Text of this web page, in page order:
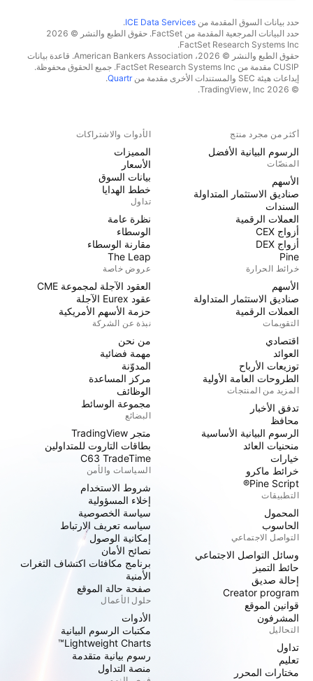
حدد بيانات السوق المقدمة من ICE Data Services
.
حدد البيانات المرجعية المقدمة من FactSet. حقوق الطبع والنشر © 2026
FactSet Research Systems Inc.
حقوق الطبع والنشر © 2026، American Bankers Association. قاعدة بيانات
CUSIP مقدمة من FactSet Research Systems Inc. جميع الحقوق محفوظة.
إيداعات هيئة SEC والمستندات الأخرى مقدمة من
Quartr
.
© 2026 TradingView, Inc.
أكثر من مجرد منتج
الرسوم البيانية الأفضل
المنصّات
الأسهم
صناديق الاستثمار المتداولة
السندات
العملات الرقمية
أزواج CEX
أزواج DEX
Pine
خرائط الحرارة
الأسهم
صناديق الاستثمار المتداولة
العملات الرقمية
التقويمات
اقتصادي
العوائد
توزيعات الأرباح
الطروحات العامة الأولية
المزيد من المنتجات
تدفق الأخبار
محافظ
الرسوم البيانية الأساسية
منحنيات العائد
خيارات
خرائط ماكرو
Pine Script®
التطبيقات
المحمول
الحاسوب
التواصل الاجتماعي
وسائل التواصل الاجتماعي
حائط التميز
إحالة صديق
Creator program
قوانين الموقع
المشرفون
التحاليل
تداول
تعليم
مختارات المحرر
الأدوات والاشتراكات
المميزات
الأسعار
بيانات السوق
خطط الهدايا
تداول
نظرة عامة
الوسطاء
مقارنة الوسطاء
The Leap
عروض خاصة
العقود الآجلة لمجموعة CME
عقود Eurex الآجلة
حزمة الأسهم الأمريكية
نبذة عن الشركة
من نحن
مهمة فضائية
المدوّنة
مركز المساعدة
الوظائف
مجموعة الوسائط
البضائع
متجر TradingView
بطاقات التاروت للمتداولين
C63 TradeTime
السياسات والأمن
شروط الاستخدام
إخلاء المسؤولية
سياسة الخصوصية
سياسه تعريف الارتباط
إمكانية الوصول
نصائح الأمان
برنامج مكافئات اكتشاف الثغرات
الأمنية
صفحة حالة الموقع
حلول الأعمال
الأدوات
مكتبات الرسوم البيانية
Lightweight Charts™
رسوم بيانية متقدمة
منصة التداول